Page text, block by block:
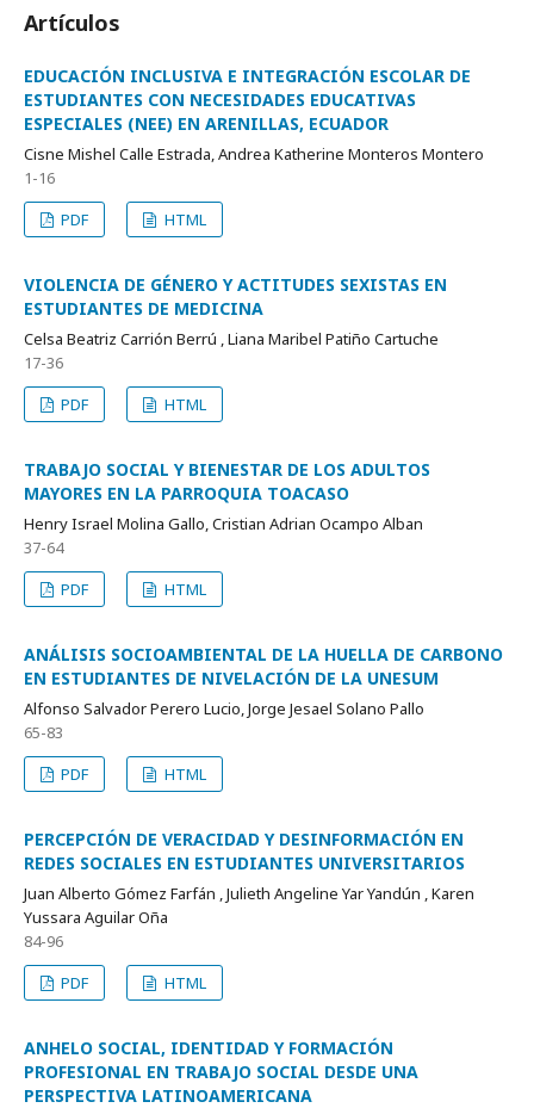
Artículos
EDUCACIÓN INCLUSIVA E INTEGRACIÓN ESCOLAR DE
ESTUDIANTES CON NECESIDADES EDUCATIVAS
ESPECIALES (NEE) EN ARENILLAS, ECUADOR
Cisne Mishel Calle Estrada, Andrea Katherine Monteros Montero
1-16
PDF
HTML
VIOLENCIA DE GÉNERO Y ACTITUDES SEXISTAS EN
ESTUDIANTES DE MEDICINA
Celsa Beatriz Carrión Berrú , Liana Maribel Patiño Cartuche
17-36
PDF
HTML
TRABAJO SOCIAL Y BIENESTAR DE LOS ADULTOS
MAYORES EN LA PARROQUIA TOACASO
Henry Israel Molina Gallo, Cristian Adrian Ocampo Alban
37-64
PDF
HTML
ANÁLISIS SOCIOAMBIENTAL DE LA HUELLA DE CARBONO
EN ESTUDIANTES DE NIVELACIÓN DE LA UNESUM
Alfonso Salvador Perero Lucio, Jorge Jesael Solano Pallo
65-83
PDF
HTML
PERCEPCIÓN DE VERACIDAD Y DESINFORMACIÓN EN
REDES SOCIALES EN ESTUDIANTES UNIVERSITARIOS
Juan Alberto Gómez Farfán , Julieth Angeline Yar Yandún , Karen
Yussara Aguilar Oña
84-96
PDF
HTML
ANHELO SOCIAL, IDENTIDAD Y FORMACIÓN
PROFESIONAL EN TRABAJO SOCIAL DESDE UNA
PERSPECTIVA LATINOAMERICANA